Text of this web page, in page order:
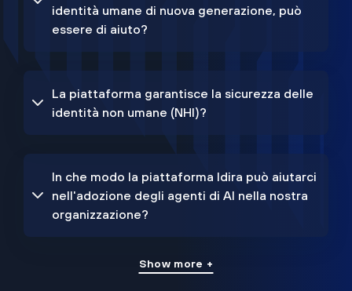
identità umane di nuova generazione, può
essere di aiuto?
La piattaforma garantisce la sicurezza delle
identità non umane (NHI)?
In che modo la piattaforma Idira può aiutarci
nell'adozione degli agenti di AI nella nostra
organizzazione?
Show more +